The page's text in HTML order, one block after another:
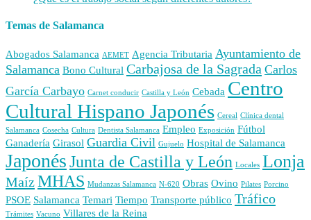
Temas de Salamanca
Abogados Salamanca AEMET Agencia Tributaria Ayuntamiento de
Salamanca Bono Cultural Carbajosa de la Sagrada Carlos
García Carbayo Carnet conducir Castilla y León Cebada Centro
Cultural Hispano Japonés Cereal Clínica dental
Salamanca Cosecha Cultura Dentista Salamanca Empleo Exposición Fútbol
Ganadería Girasol Guardia Civil Gujuelo Hospital de Salamanca
JaponésJunta de Castilla y León Locales Lonja
MaízMHAS Mudanzas Salamanca N-620 Obras Ovino Pilates Porcino
PSOE Salamanca Temari Tiempo Transporte público Tráfico
Trámites Vacuno Villares de la Reina